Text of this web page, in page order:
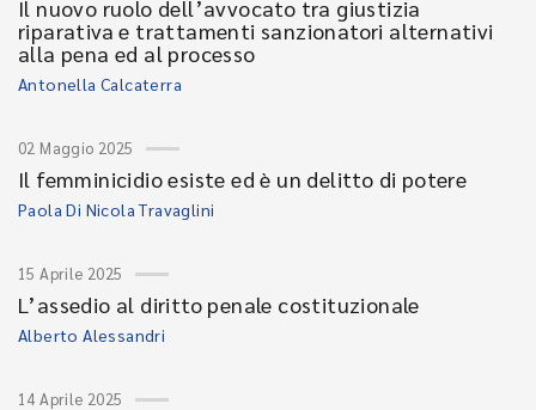
Il nuovo ruolo dell’avvocato tra giustizia
riparativa e trattamenti sanzionatori alternativi
alla pena ed al processo
Antonella Calcaterra
02 Maggio 2025
Il femminicidio esiste ed è un delitto di potere
Paola Di Nicola Travaglini
15 Aprile 2025
L’assedio al diritto penale costituzionale
Alberto Alessandri
14 Aprile 2025